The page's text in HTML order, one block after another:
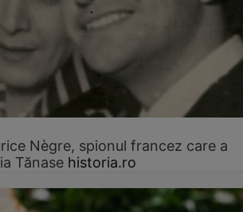
Nègre, spionul francez care a
Tănase historia.ro